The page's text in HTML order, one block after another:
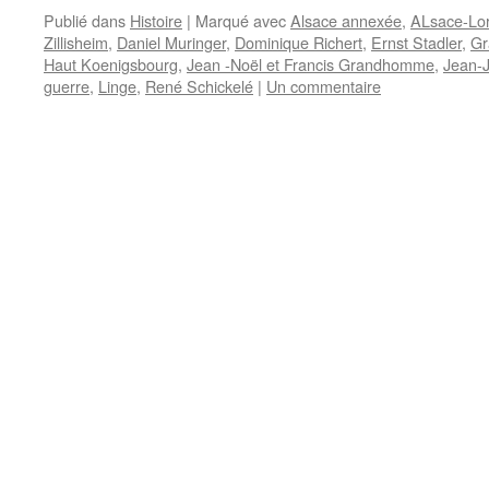
Publié dans Histoire | Marqué avecAlsace annexée, ALsace-
Zillisheim, Daniel Muringer, Dominique Richert, Ernst Stadler,
Haut Koenigsbourg, Jean -Noël et Francis Grandhomme, Jean-
guerre, Linge, René Schickelé | Un commentaire